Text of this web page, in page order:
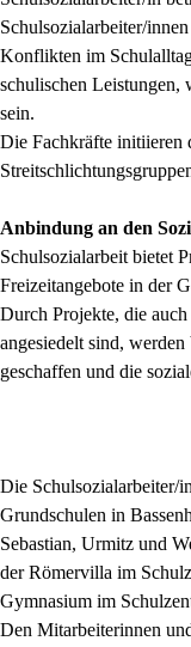
Schulsozialarbeiter/
Konflikten im
schulischen Leistungen,
sein.
Die Fachkräfte initiieren
Anbindung an den
Schulsozialarbeit bietet
Freizeitangebote in der
Durch Projekte, die
angesiedelt sind,
geschaffen und die
Die Schulsozialarbeiter/
Grundschulen in
Sebastian, Urmitz und
der Römervilla im
Gymnasium im
Den Mitarbeiterinnen